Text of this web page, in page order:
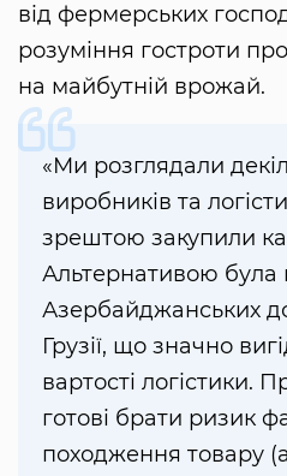
від фермерських
розуміння гостроти
на майбутній врожай.
«Ми розглядали
виробників та
зрештою закупили
Альтернативою була
Азербайджанських
Грузії, що значно
вартості логістики.
готові брати ризик
походження товару